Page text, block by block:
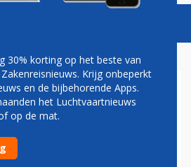
OVERHEID
30% korting op het beste van
Krijg onbeperkt
en de bijbehorende Apps.
het Luchtvaartnieuws
op de mat.